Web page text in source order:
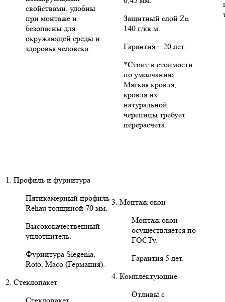
свойствами, удобны
при монтаже и
безопасны для
окружающей среды и
здоровья человека.
Защитный слой Zn
140 г/кв.м.
Гарантия – 20 лет.
*Стоит в стоимости
по умолчанию.
Мягкая кровля,
кровля из
натуральной
черепицы требует
перерасчета.
1. Профиль и фурнитура
Пятикамерный профиль
Rehau толщиной 70 мм.
Высококачественный
уплотнитель.
Фурнитура Siegenia,
Roto, Maco (Германия).
2. Стеклопакет
3. Монтаж окон
Монтаж окон
осуществляется по
ГОСТу.
Гарантия 5 лет.
4. Комплектующие
Отливы с